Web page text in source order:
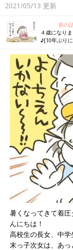
2021/05/13 更新
前の
４歳になり
♪[10年ぶりに
暑くなってきて着
んにちは！
高校生の長女、中
末っ子次女は、あっ